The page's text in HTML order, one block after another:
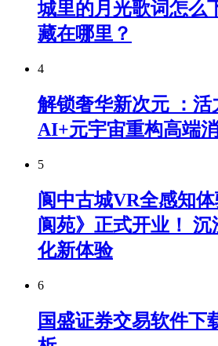
城里的月光歌词怎么
藏在哪里？
4
解锁奢华新次元 ：
AI+元宇宙重构高端
5
阆中古城VR全感知
阆苑》正式开业！
化新体验
6
国盛证券交易软件下